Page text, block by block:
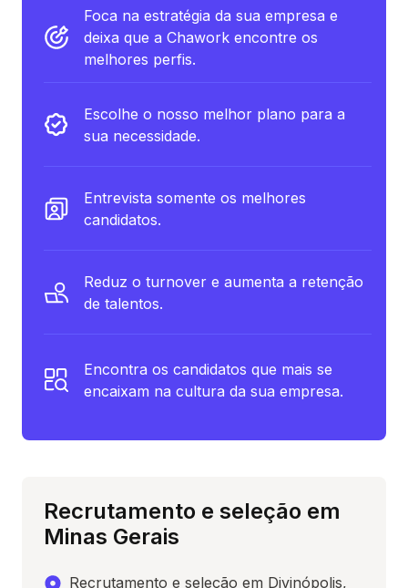
Foca na estratégia da sua empresa e
deixa que a Chawork encontre os
melhores perfis.
Escolhe o nosso melhor plano para a
sua necessidade.
Entrevista somente os melhores
candidatos.
Reduz o turnover e aumenta a retenção
de talentos.
Encontra os candidatos que mais se
encaixam na cultura da sua empresa.
Recrutamento e seleção em
Minas Gerais
Recrutamento e seleção em Divinópolis,